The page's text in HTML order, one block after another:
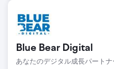
Blue Bear Digital
あなたのデジタル成長パートナ